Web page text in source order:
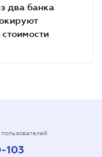
два банка
103